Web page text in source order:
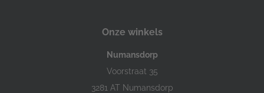
Onze winkels
Numansdorp
Voorstraat 35
3281 AT Numansdorp